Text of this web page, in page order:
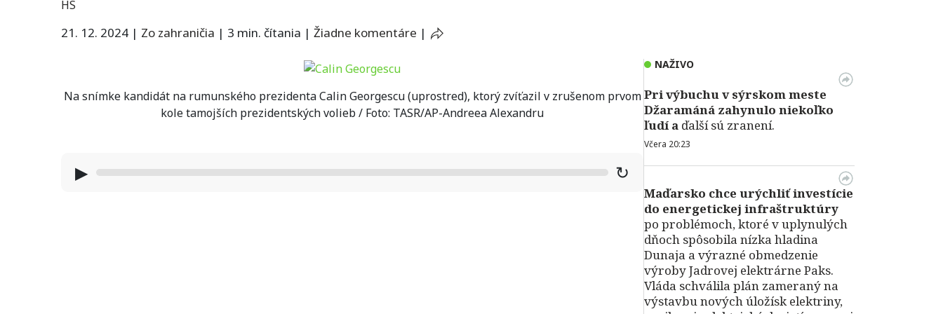
HS
21. 12. 2024 | Zo zahraničia | 3 min. čítania | Žiadne komentáre |
Na snímke kandidát na rumunského prezidenta Calin Georgescu (uprostred), ktorý zvíťazil v zrušenom prvom
kole tamojších prezidentských volieb / Foto: TASR/AP-Andreea Alexandru
▶ ↻
NAŽIVO
Pri výbuchu v sýrskom meste
Džaramáná zahynulo niekoľko
ľudí a ďalší sú zranení.
Včera 20:23
Maďarsko chce urýchliť investície
do energetickej infraštruktúry
po problémoch, ktoré v uplynulých
dňoch spôsobila nízka hladina
Dunaja a výrazné obmedzenie
výroby Jadrovej elektrárne Paks.
Vláda schválila plán zameraný na
výstavbu nových úložísk elektriny,